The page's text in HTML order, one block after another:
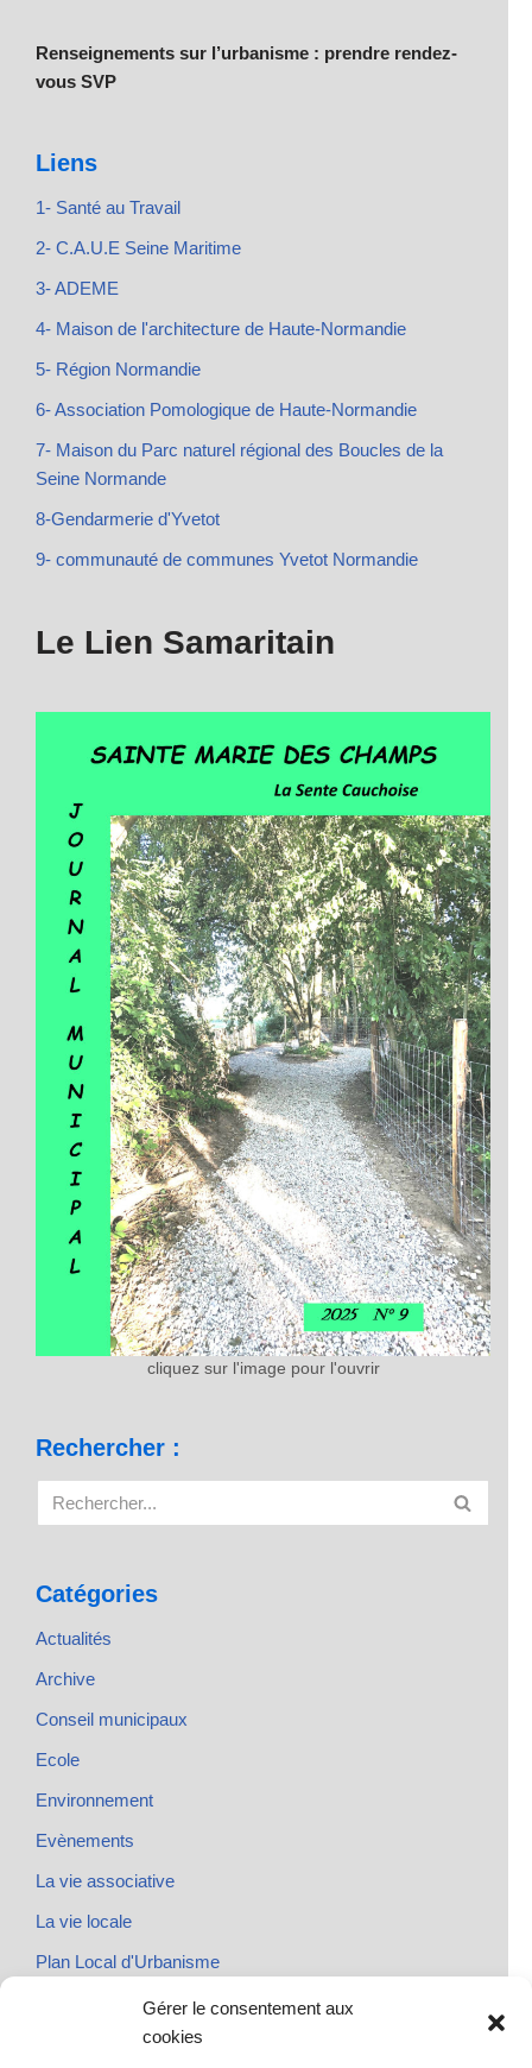
Gérer le consentement aux
cookies
Renseignements sur l’urbanisme : prendre rendez-
vous SVP
Liens
1- Santé au Travail
2- C.A.U.E Seine Maritime
3- ADEME
4- Maison de l'architecture de Haute-Normandie
5- Région Normandie
6- Association Pomologique de Haute-Normandie
7- Maison du Parc naturel régional des Boucles de la
Seine Normande
8-Gendarmerie d'Yvetot
9- communauté de communes Yvetot Normandie
Le Lien Samaritain
cliquez sur l'image pour l'ouvrir
Rechercher :
Catégories
Actualités
Archive
Conseil municipaux
Ecole
Environnement
Evènements
La vie associative
La vie locale
Plan Local d'Urbanisme